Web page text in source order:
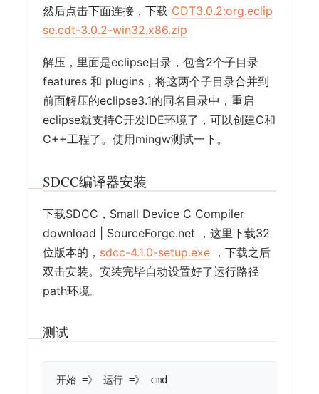
然后点击下面连接，下载 CDT3.0.2:org.eclip
se.cdt-3.0.2-win32.x86.zip
解压，里面是eclipse目录，包含2个子目录
features 和 plugins，将这两个子目录合并到
前面解压的eclipse3.1的同名目录中，重启
eclipse就支持C开发IDE环境了，可以创建C和
C++工程了。使用mingw测试一下。
SDCC编译器安装
下载SDCC，Small Device C Compiler
download | SourceForge.net ，这里下载32
位版本的， sdcc-4.1.0-setup.exe ，下载之后
双击安装。安装完毕自动设置好了运行路径
path环境。
测试